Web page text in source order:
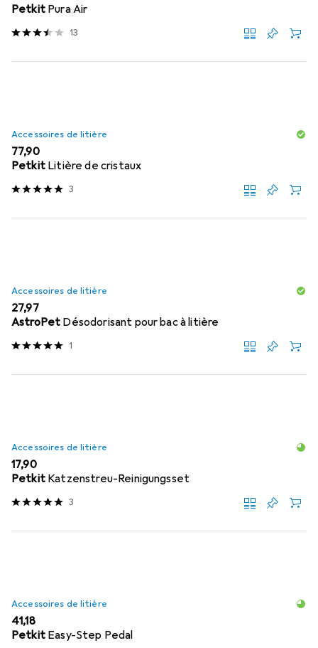
Petkit Pura Air
13
Accessoires de litière
EUR
77,90
Petkit Litière de cristaux
3
Accessoires de litière
EUR
27,97
AstroPet Désodorisant pour bac à litière
1
Accessoires de litière
EUR
17,90
Petkit Katzenstreu-Reinigungsset
3
Accessoires de litière
EUR
41,18
Petkit Easy-Step Pedal